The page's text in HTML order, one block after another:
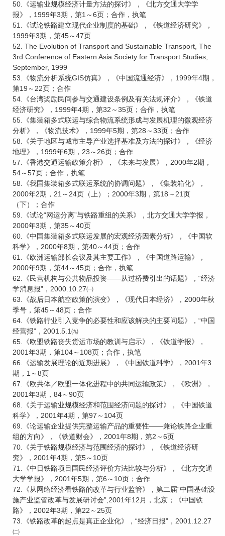
50.《运输业规模经济计量方法的探讨》，《北方交通大学学
报》，1999年3期，第1～6页；合作，执笔
51.《试论铁路建立现代企业制度的基础》，《铁道经济研究》，
1999年3期，第45～47页
52. The Evolution of Transport and Sustainable Transport, The
3rd Conference of Eastern Asia Society for Transport Studies,
September, 1999
53.《物流分析系统GIS仿真》，《中国流通经济》，1999年4期，
第19～22页；合作
54.《台湾奖励民间参与交通建设条例及有关法规评介》，《铁道
经济研究》，1999年4期，第32～35页；合作，执笔
55.《集装箱多式联运与综合物流系统形成与发展机理的微观经济
分析》，《物流技术》，1999年5期，第28～33页；合作
58.《关于地区与城市主导产业选择基准及方法的探讨》，《经济
地理》，1999年6期，23～26页；合作
57.《香港交通运输政策介析》，《未来与发展》，2000年2期，
54～57页；合作，执笔
58.《我国集装箱多式联运系统的协调问题》，《集装箱化》，
2000年2期，21～24页（上）；2000年3期，第18～21页
（下）；合作
59.《试论“网运分离”与铁路重组的关系》，北方交通大学学报，
2000年3期，第35～40页
60.《中国集装箱多式联运发展的宏观经济因素分析》，《中国软
科学》，2000年8期，第40～44页；合作
61.《欧洲运输部长会议及其主要工作》，《中国道路运输》，
2000年9期，第44～45页；合作，执笔
62.《民营机构与公共物品投资——从过桥费引出的话题》，“经济
学消息报”，2000.10.27㈠
63.《战后日本航空政策的演变》，《现代日本经济》，2000年秋
季号，第45～48页；合作
64.《铁路行业引入竞争的必要性和应该解决的主要问题》，“中国
经营报”，2001.5.1㈨
65.《欧盟铁路丧失货运市场的教训与启示》，《铁道学报》，
2001年3期，第104～108页；合作，执笔
66.《运输发展理论的近期进展》，《中国铁道科学》，2001年3
期，1～8页
67.《欧共体／欧盟一体化进程中的共同运输政策》，《欧洲》，
2001年3期，84～90页
68.《关于运输业规模经济和范围经济问题的探讨》，《中国铁道
科学》，2001年4期，第97～104页
69.《论运输企业提供完整运输产品的重要性——兼论铁路企业重
组的方向》，《铁道财会》，2001年8期，第2～6页
70.《关于铁路规模经济与范围经济的探讨》，《铁道经济研
究》，2001年4期，第5～10页
71.《中日铁路项目国民经济评价方法比较与分析》，《北方交通
大学学报》，2001年5期，第6～10页；合作
72.《从网络经济看铁路的改革与行业监管》，第二届“中国基础设
施产业监管改革与发展研讨会”,2001年12月，北京；《中国铁
路》，2002年3期，第22～25页
73.《铁路改革的起点是真正企业化》，“经济日报”，2001.12.27
㈡